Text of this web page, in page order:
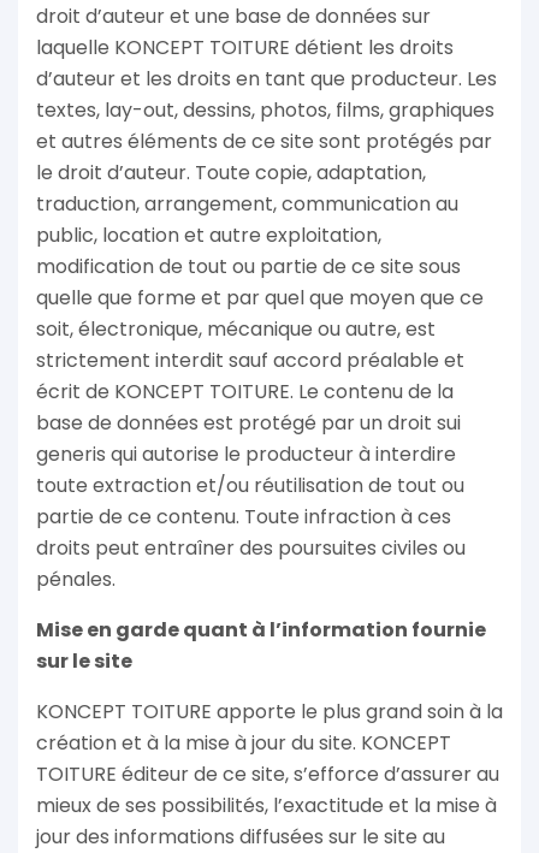
droit d’auteur et une base de données sur
laquelle KONCEPT TOITURE détient les droits
d’auteur et les droits en tant que producteur. Les
textes, lay-out, dessins, photos, films, graphiques
et autres éléments de ce site sont protégés par
le droit d’auteur. Toute copie, adaptation,
traduction, arrangement, communication au
public, location et autre exploitation,
modification de tout ou partie de ce site sous
quelle que forme et par quel que moyen que ce
soit, électronique, mécanique ou autre, est
strictement interdit sauf accord préalable et
écrit de KONCEPT TOITURE. Le contenu de la
base de données est protégé par un droit sui
generis qui autorise le producteur à interdire
toute extraction et/ou réutilisation de tout ou
partie de ce contenu. Toute infraction à ces
droits peut entraîner des poursuites civiles ou
pénales.
Mise en garde quant à l’information fournie
sur le site
KONCEPT TOITURE apporte le plus grand soin à la
création et à la mise à jour du site. KONCEPT
TOITURE éditeur de ce site, s’efforce d’assurer au
mieux de ses possibilités, l’exactitude et la mise à
jour des informations diffusées sur le site au